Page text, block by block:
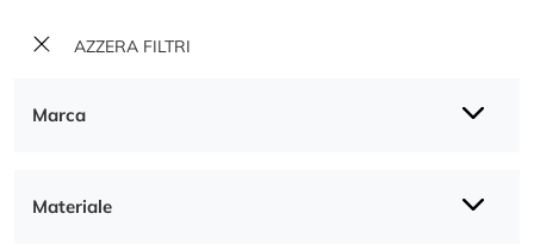
AZZERA FILTRI
Marca
Materiale